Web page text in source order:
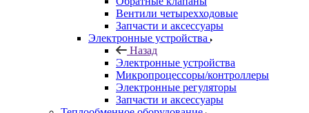
Вентили четырехходовые
Запчасти и аксессуары
Электронные устройства
Назад
Электронные устройства
Микропроцессоры/контроллеры
Электронные регуляторы
Запчасти и аксессуары